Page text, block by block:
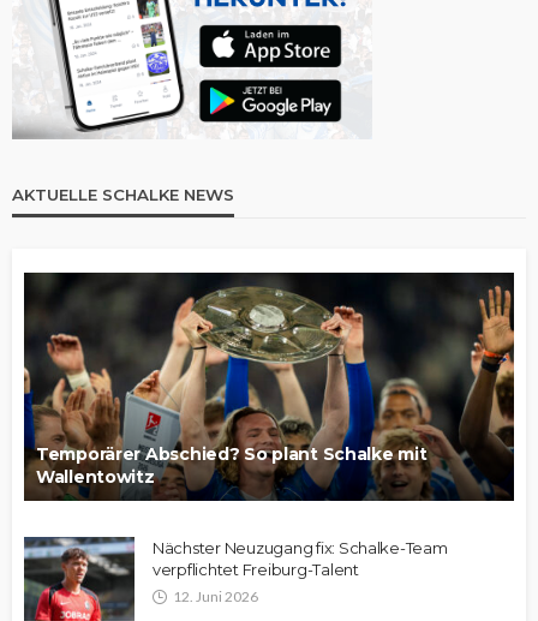
AKTUELLE SCHALKE NEWS
Temporärer Abschied? So plant Schalke mit
Wallentowitz
Nächster Neuzugang fix: Schalke-Team
verpflichtet Freiburg-Talent
12. Juni 2026